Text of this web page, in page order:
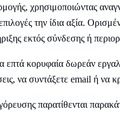
χρησιμοποιώντας
την ίδια αξία.
εκτός σύνδεσης ή
επτά κορυφαία δωρεάν
να συντάξετε email ή να
παρατίθενται